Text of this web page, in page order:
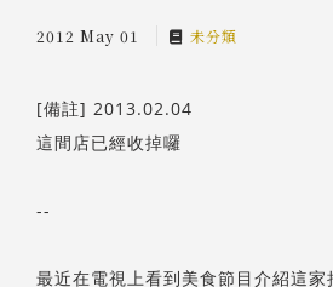
2012 May 01 未分類
[備註] 2013.02.04
這間店已經收掉囉
--
最近在電視上看到美食節目介紹這家